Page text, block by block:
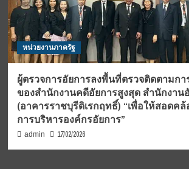
หน่วยงานภาครัฐ
ผู้ตรวจการอัยการลงพื้นที่ตรวจติดตามก
ของสำนักงานคดีอัยการสูงสุด สำนักงาน
(อาคารราชบุรีดิเรกฤทธิ์) “เพื่อให้สอดค
การบริหารองค์กรอัยการ”
admin 17/02/2026